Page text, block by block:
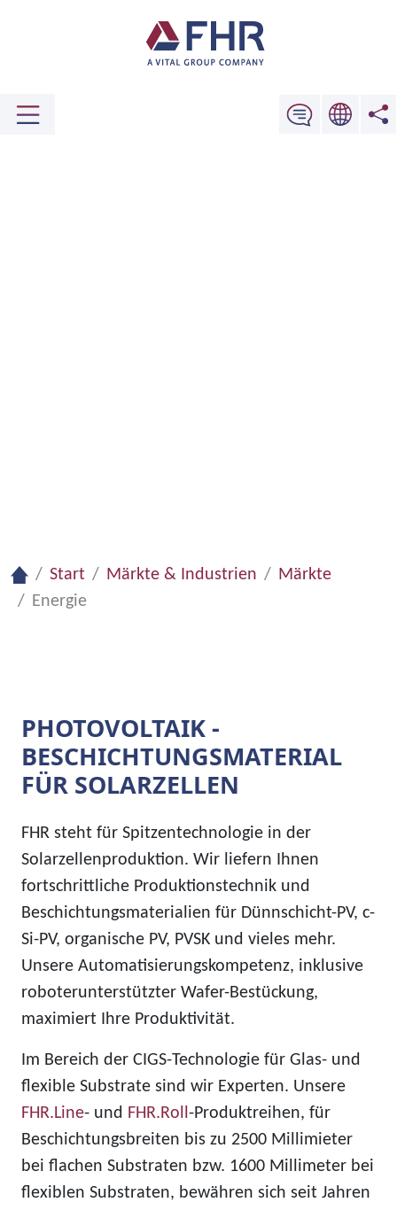
Start Märkte & Industrien
Märkte
Energie
PHOTOVOLTAIK -
BESCHICHTUNGSMATERIAL
FÜR SOLARZELLEN
FHR steht für Spitzentechnologie in der
Solarzellenproduktion. Wir liefern Ihnen
fortschrittliche Produktionstechnik und
Beschichtungsmaterialien für Dünnschicht-PV, c-
Si-PV, organische PV, PVSK und vieles mehr.
Unsere Automatisierungskompetenz, inklusive
roboterunterstützter Wafer-Bestückung,
maximiert Ihre Produktivität.
Im Bereich der CIGS-Technologie für Glas- und
flexible Substrate sind wir Experten. Unsere
FHR.Line- und FHR.Roll-Produktreihen, für
Beschichtungsbreiten bis zu 2500 Millimieter
bei flachen Substraten bzw. 1600 Millimeter bei
flexiblen Substraten, bewähren sich seit Jahren